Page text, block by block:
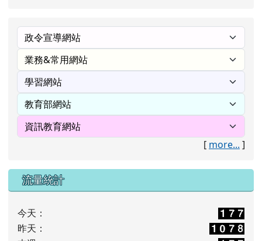
[ more... ]
流量統計
今天：
昨天：